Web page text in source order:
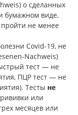
о сделанных
бумажном виде,
не менее
Covid-19, не
Nachweis)
тест — не
ПЦР тест — не
Тесты не
или
месяцев или